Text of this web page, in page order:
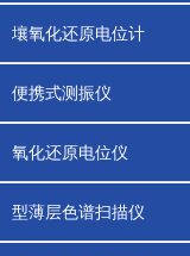
壤氧化还原电位计
便携式测振仪
氧化还原电位仪
型薄层色谱扫描仪